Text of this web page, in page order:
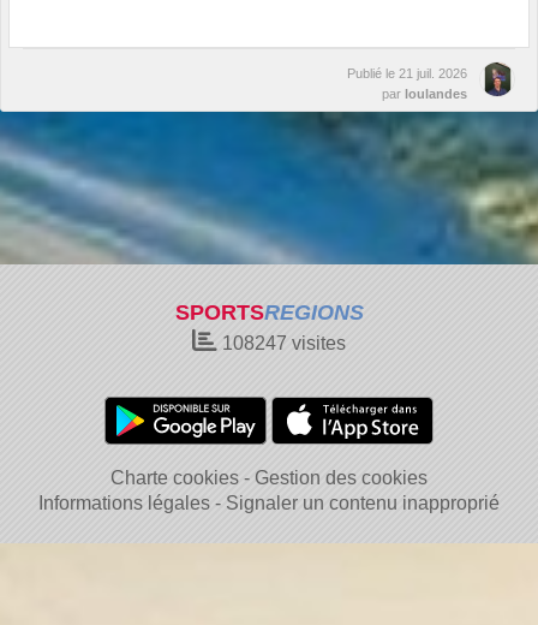
Publié le 21 juil. 2026
par loulandes
SPORTSREGIONS
108247 visites
Charte cookies
Gestion des cookies
Informations légales
Signaler un contenu inapproprié